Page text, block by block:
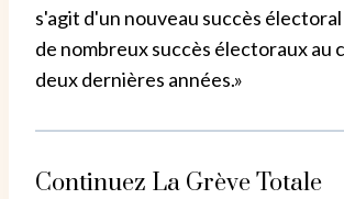
s'agit d'un nouveau succès
de nombreux succès électoraux au
deux dernières années.»
Continuez La Grève Totale